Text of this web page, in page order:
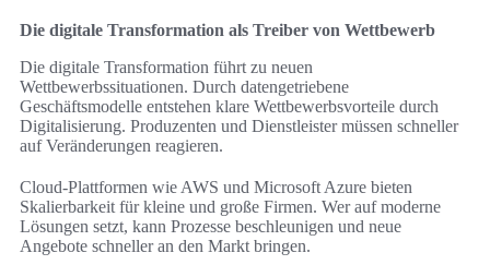
Die digitale Transformation als Treiber von Wettbewerb
Die digitale Transformation führt zu neuen
Wettbewerbssituationen. Durch datengetriebene
Geschäftsmodelle entstehen klare Wettbewerbsvorteile durch
Digitalisierung. Produzenten und Dienstleister müssen schneller
auf Veränderungen reagieren.
Cloud-Plattformen wie AWS und Microsoft Azure bieten
Skalierbarkeit für kleine und große Firmen. Wer auf moderne
Lösungen setzt, kann Prozesse beschleunigen und neue
Angebote schneller an den Markt bringen.